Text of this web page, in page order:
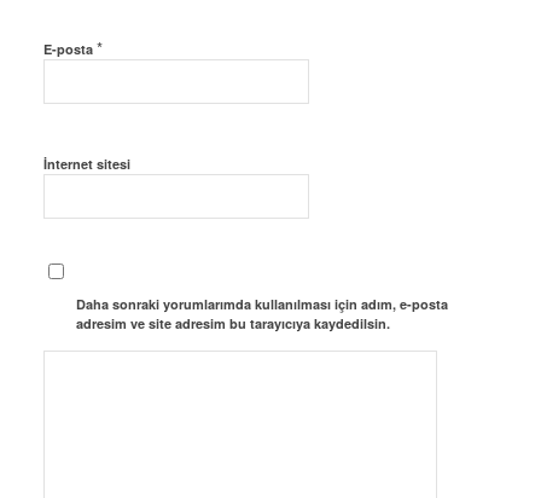
E-posta *
İnternet sitesi
Daha sonraki yorumlarımda kullanılması için adım, e-posta
adresim ve site adresim bu tarayıcıya kaydedilsin.